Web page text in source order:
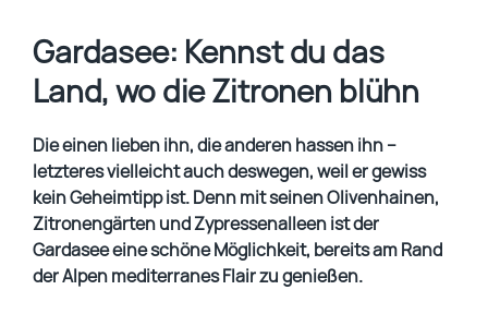
Gardasee: Kennst du das
Land, wo die Zitronen blühn
Die einen lieben ihn, die anderen hassen ihn –
letzteres vielleicht auch deswegen, weil er gewiss
kein Geheimtipp ist. Denn mit seinen Olivenhainen,
Zitronengärten und Zypressenalleen ist der
Gardasee eine schöne Möglichkeit, bereits am Rand
der Alpen mediterranes Flair zu genießen.